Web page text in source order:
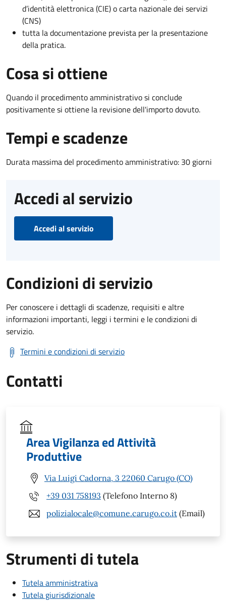
d’identità elettronica (CIE) o carta nazionale dei servizi
(CNS)
tutta la documentazione prevista per la presentazione
della pratica.
Cosa si ottiene
Quando il procedimento amministrativo si conclude
positivamente si ottiene la revisione dell'importo dovuto.
Tempi e scadenze
Durata massima del procedimento amministrativo: 30 giorni
Accedi al servizio
Accedi al servizio
Condizioni di servizio
Per conoscere i dettagli di scadenze, requisiti e altre
informazioni importanti, leggi i termini e le condizioni di
servizio.
Termini e condizioni di servizio
Contatti
Area Vigilanza ed Attività
Produttive
Via Luigi Cadorna, 3 22060 Carugo (CO)
+39 031 758193 (Telefono Interno 8)
polizialocale@comune.carugo.co.it (Email)
Strumenti di tutela
Tutela amministrativa
Tutela giurisdizionale